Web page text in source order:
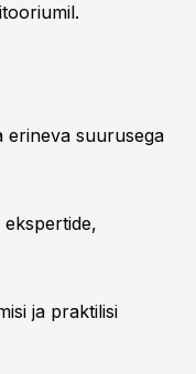
erineva suurusega
ja praktilisi